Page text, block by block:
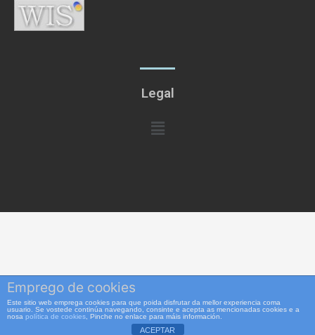
Legal
Menú
Emprego de cookies
Este sitio web emprega cookies para que poida disfrutar da mellor experiencia coma
usuario. Se vostede continúa navegando, consinte e acepta as mencionadas cookies e a
nosa política de cookies , Pinche no enlace para máis información.
ACEPTAR